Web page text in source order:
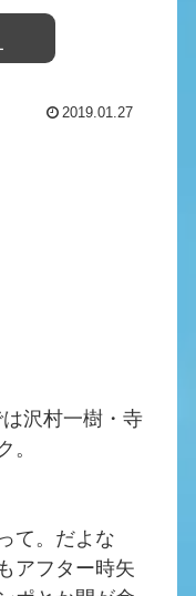
2019.01.27
は沢村一樹・寺
。
て。だよな
アフター時矢